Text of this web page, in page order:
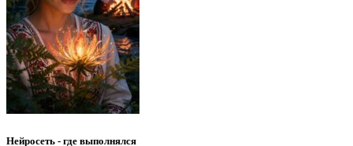
Нейросеть - где выполнялся